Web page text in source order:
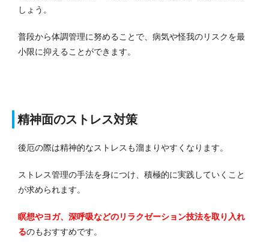
しょう。
普段から体調管理に努めることで、病気や怪我のリスクを最
小限に抑えることができます。
精神面のストレス対策
後厄の際は精神的なストレスも溜まりやすくなります。
ストレス管理の手法を身につけ、積極的に実践していくこと
が求められます。
瞑想やヨガ、深呼吸などのリラクゼーション技法を取り入れ
るのもおすすめです。